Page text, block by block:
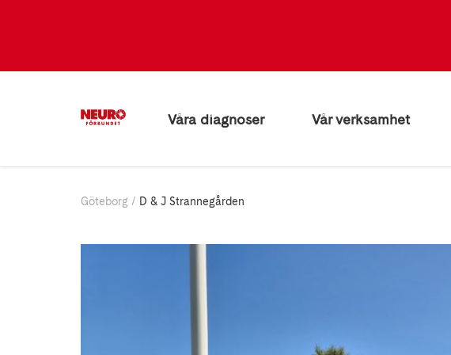
Våra diagnoser Vår verksamhet
Göteborg D & J Strannegården